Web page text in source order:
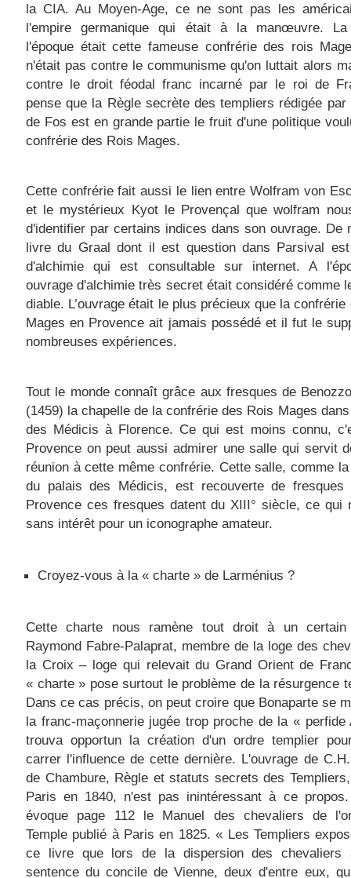
la CIA. Au Moyen-Age, ce ne sont pas les
l'empire germanique qui était à la manœuvre.
l'époque était cette fameuse confrérie des rois
n'était pas contre le communisme qu'on luttait alors
contre le droit féodal franc incarné par le roi de
pense que la Règle secrète des templiers rédigée par
de Fos est en grande partie le fruit d'une politique
confrérie des Rois Mages.
Cette confrérie fait aussi le lien entre Wolfram von
et le mystérieux Kyot le Provençal que wolfram
d'identifier par certains indices dans son ouvrage. De
livre du Graal dont il est question dans Parsival
d'alchimie qui est consultable sur internet. A
ouvrage d'alchimie très secret était considéré comme
diable. L’ouvrage était le plus précieux que la confrérie
Mages en Provence ait jamais possédé et il fut le
nombreuses expériences.
Tout le monde connaît grâce aux fresques de
(1459) la chapelle de la confrérie des Rois Mages
des Médicis à Florence. Ce qui est moins connu,
Provence on peut aussi admirer une salle qui servit
réunion à cette même confrérie. Cette salle, comme
du palais des Médicis, est recouverte de fresques
Provence ces fresques datent du XIII° siècle, ce qui
sans intérêt pour un iconographe amateur.
Croyez-vous à la « charte » de Larménius ?
Cette charte nous ramène tout droit à un certain
Raymond Fabre-Palaprat, membre de la loge des
la Croix – loge qui relevait du Grand Orient de
« charte » pose surtout le problème de la résurgence
Dans ce cas précis, on peut croire que Bonaparte se
la franc-maçonnerie jugée trop proche de la « perfide
trouva opportun la création d'un ordre templier
carrer l'influence de cette dernière. L'ouvrage de
de Chambure, Règle et statuts secrets des
Paris en 1840, n'est pas inintéressant à ce propos.
évoque page 112 le Manuel des chevaliers de
Temple publié à Paris en 1825. « Les Templiers
ce livre que lors de la dispersion des chevaliers
sentence du concile de Vienne, deux d'entre eux,